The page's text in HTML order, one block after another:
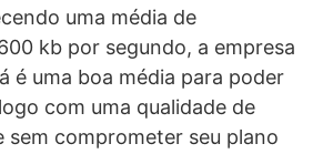
uma média de
kb por segundo, a empresa
é uma boa média para poder
com uma qualidade de
sem comprometer seu plano